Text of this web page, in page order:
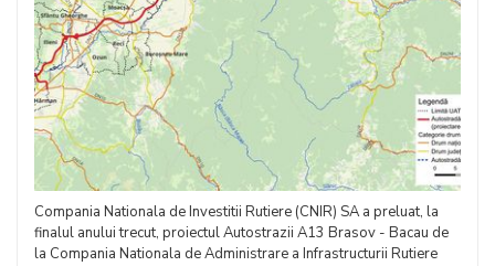
Compania Nationala de Investitii Rutiere (CNIR) SA a preluat, la
finalul anului trecut, proiectul Autostrazii A13 Brasov - Bacau de
la Compania Nationala de Administrare a Infrastructurii Rutiere